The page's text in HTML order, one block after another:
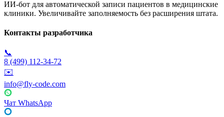
ИИ-бот для автоматической записи пациентов в медицинские
клиники. Увеличивайте заполняемость без расширения штата.
Контакты разработчика
📞
8 (499) 112-34-72
✉️
info@fly-code.com
Чат WhatsApp